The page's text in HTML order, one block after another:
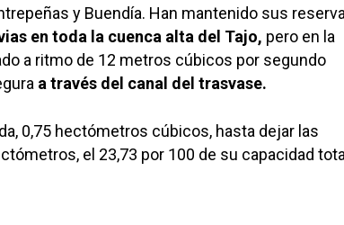
y Buendía. Han mantenido sus
en toda la cuenca alta del Tajo, pero en la
a ritmo de 12 metros cúbicos por segundo
a través del canal del trasvase.
0,75 hectómetros cúbicos, hasta dejar las
el 23,73 por 100 de su capacidad